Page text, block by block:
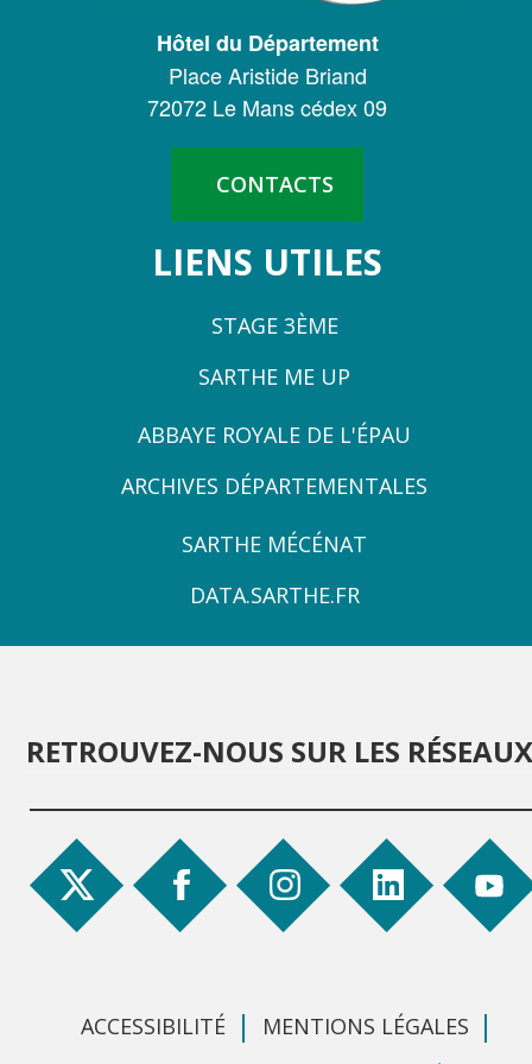
DÉPARTEMENTAL
SARTHE
Hôtel du Département
Place Aristide Briand
72072 Le Mans cédex 09
CONTACTS
LIENS UTILES
STAGE 3ÈME
SARTHE ME UP
ZONEABBAYE ROYALE DE L'ÉPAU
ARCHIVES DÉPARTEMENTALES
SARTHE MÉCÉNAT
DATA.SARTHE.FR
RETROUVEZ-NOUS SUR LES RÉSEAUX
ACCESSIBILITÉ MENTIONS LÉGALES